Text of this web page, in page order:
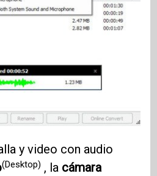
y video con audio
(Desktop) , la cámara